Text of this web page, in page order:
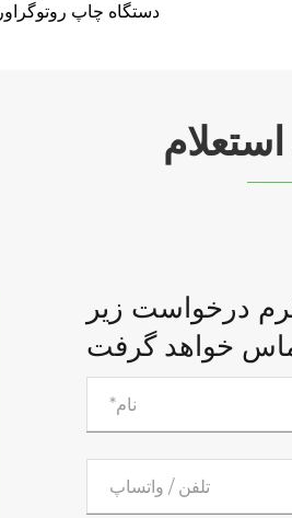
دستگاه چاپ روتوگراور
درخواست زیر